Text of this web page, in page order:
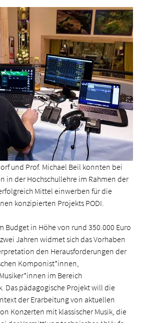
und Prof. Michael Beil konnten bei
in der Hochschullehre im Rahmen der
Mittel einwerben für die
konzipierten Projekts PODI.
Budget in Höhe von rund 350.000 Euro
Jahren widmet sich das Vorhaben
den Herausforderungen der
Komponist*innen,
im Bereich
Das pädagogische Projekt will die
der Erarbeitung von aktuellen
Konzerten mit klassischer Musik, die